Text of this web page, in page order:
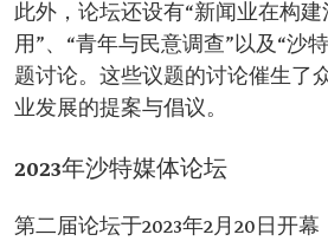
此外，论坛还设有“新闻业在构
用”、“青年与民意调查”以及“沙
题讨论。这些议题的讨论催生了
业发展的提案与倡议。
2023年沙特媒体论坛
第二届论坛于2023年2月20日开